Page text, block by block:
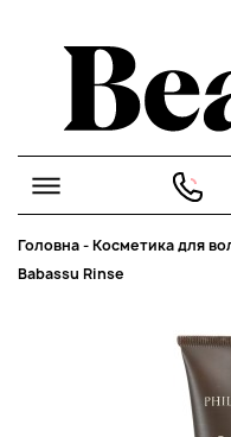
Головна-Косметика для
Babassu Rinse